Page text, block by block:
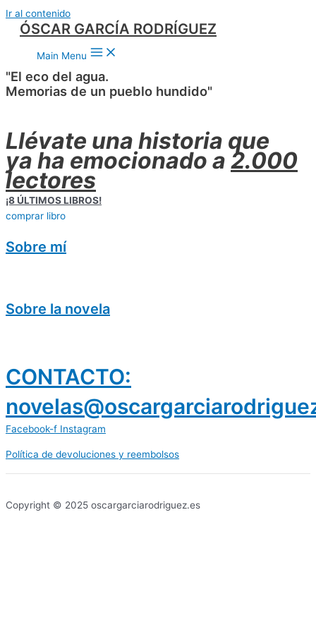
Ir al contenido
ÓSCAR GARCÍA RODRÍGUEZ
Main Menu
"El eco del agua.
Memorias de un pueblo hundido"
Llévate una historia que
ya ha emocionado a 2.000
lectores
¡8 ÚLTIMOS LIBROS!
comprar libro
Sobre mí
Sobre la novela
CONTACTO:
Facebook-f Instagram
Política de devoluciones y reembolsos
Copyright © 2025 oscargarciarodriguez.es